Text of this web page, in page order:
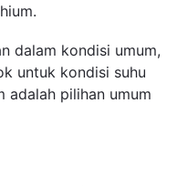
dalam kondisi umum,
untuk kondisi suhu
adalah pilihan umum